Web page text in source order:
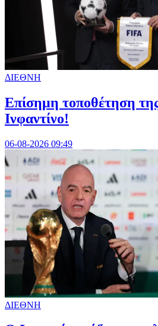
ΔΙΕΘΝΗ
Επίσημη τοποθέτηση
Ινφαντίνο!
06-08-2026 09:49
ΔΙΕΘΝΗ